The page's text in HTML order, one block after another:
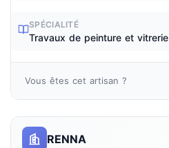
SPÉCIALITÉ
Travaux de peinture et vitrerie
Vous êtes cet artisan ?
RENNA